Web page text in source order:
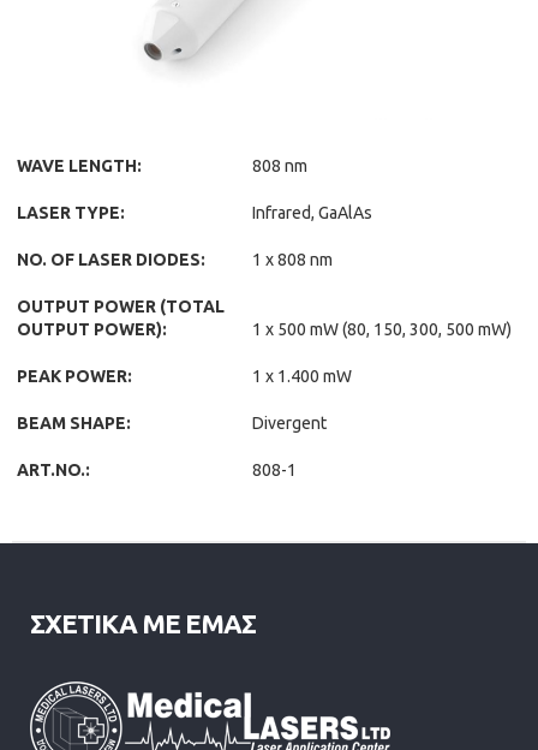
WAVE LENGTH: 808 nm
LASER TYPE: Infrared, GaAlAs
NO. OF LASER DIODES: 1 x 808 nm
OUTPUT POWER (TOTAL
OUTPUT POWER):
1 x 500 mW (80, 150, 300, 500 mW)
PEAK POWER: 1 x 1.400 mW
BEAM SHAPE: Divergent
ART.NO.: 808-1
ΣΧΕΤΙΚΑ ΜΕ ΕΜΑΣ